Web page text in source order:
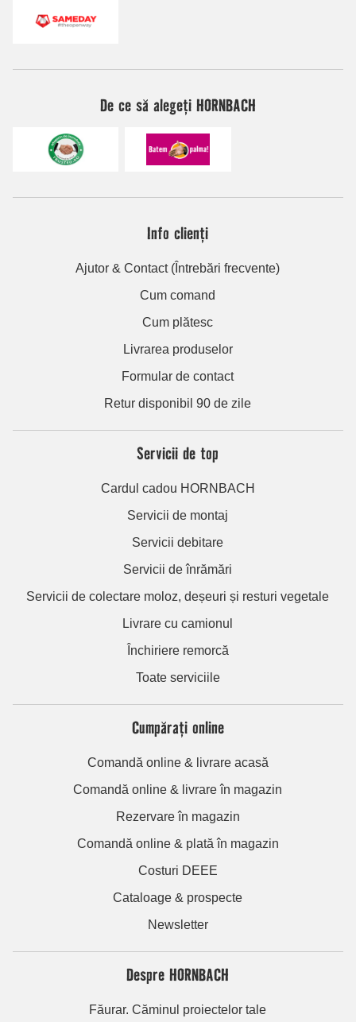
De ce să alegeți HORNBACH
Info clienți
Ajutor & Contact (Întrebări frecvente)
Cum comand
Cum plătesc
Livrarea produselor
Formular de contact
Retur disponibil 90 de zile
Servicii de top
Cardul cadou HORNBACH
Servicii de montaj
Servicii debitare
Servicii de înrămări
Servicii de colectare moloz, deșeuri și resturi vegetale
Livrare cu camionul
Închiriere remorcă
Toate serviciile
Cumpărați online
Comandă online & livrare acasă
Comandă online & livrare în magazin
Rezervare în magazin
Comandă online & plată în magazin
Costuri DEEE
Cataloage & prospecte
Newsletter
Despre HORNBACH
Făurar. Căminul proiectelor tale